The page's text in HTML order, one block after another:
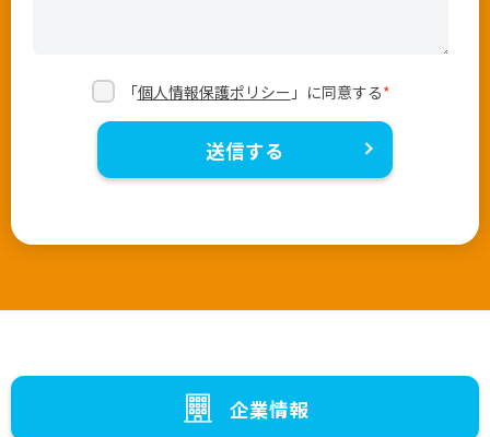
「個人情報保護ポリシー 」に同意する*
企業情報